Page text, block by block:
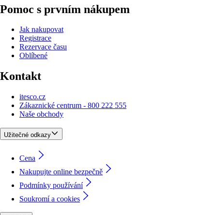
Pomoc s prvním nákupem
Jak nakupovat
Registrace
Rezervace času
Oblíbené
Kontakt
itesco.cz
Zákaznické centrum - 800 222 555
Naše obchody
Užitečné odkazy
Cena
Nakupujte online bezpečně
Podmínky používání
Soukromí a cookies